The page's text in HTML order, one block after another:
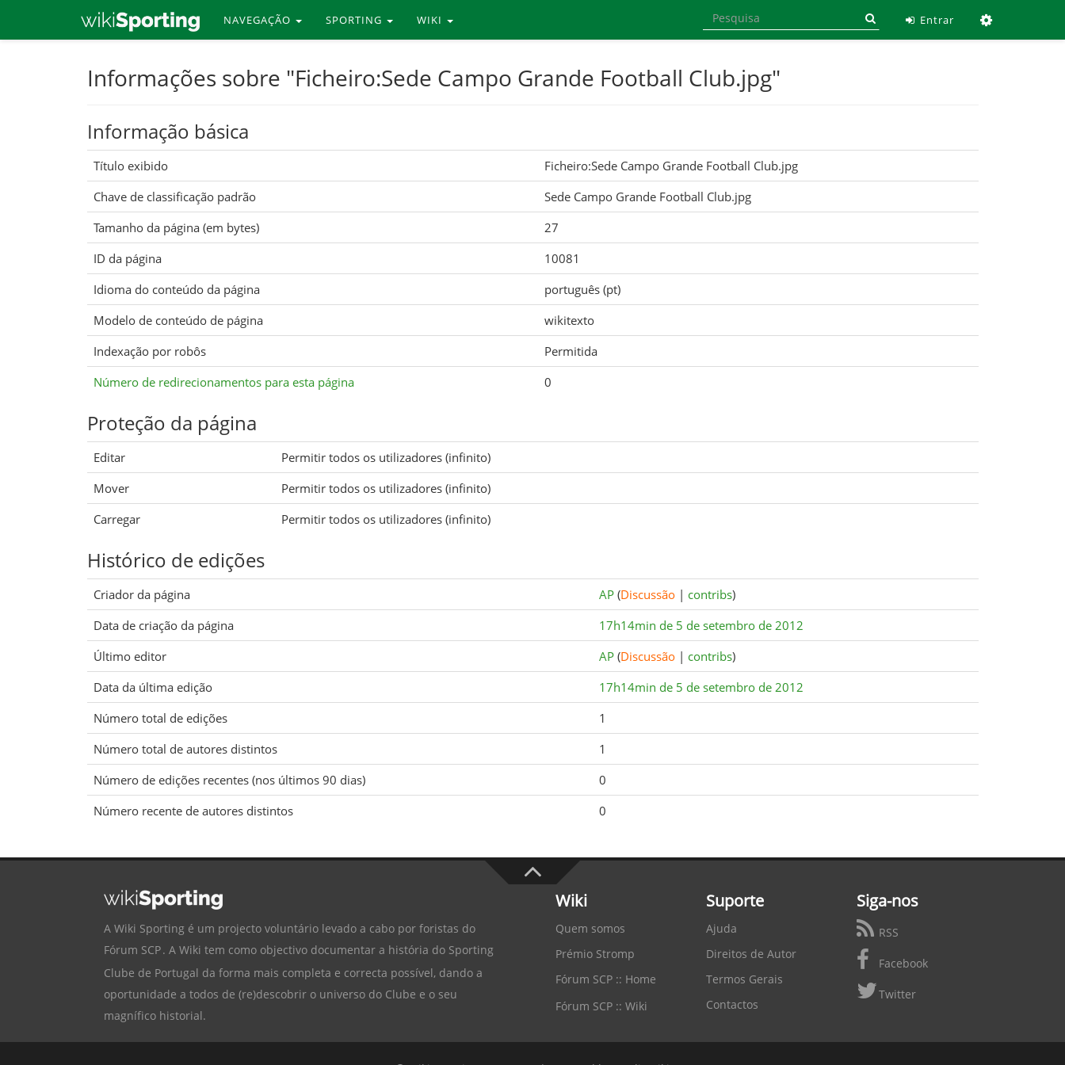
NAVEGAÇÃO SPORTING WIKI Entrar
Informações sobre "Ficheiro:Sede Campo Grande Football Club.jpg"
Informação básica
Título exibido
Ficheiro:Sede Campo Grande Football Club.jpg
Chave de classificação padrão
Sede Campo Grande Football Club.jpg
Tamanho da página (em bytes)
27
ID da página
10081
Idioma do conteúdo da página
português (pt)
Modelo de conteúdo de página
wikitexto
Indexação por robôs
Permitida
Número de redirecionamentos para esta página
0
Proteção da página
Editar
Permitir todos os utilizadores (infinito)
Mover
Permitir todos os utilizadores (infinito)
Carregar
Permitir todos os utilizadores (infinito)
Histórico de edições
Criador da página AP (Discussão| contribs)
Data de criação da página
17h14min de 5 de setembro de 2012
Último editor
AP (Discussão| contribs)
Data da última edição
17h14min de 5 de setembro de 2012
Número total de edições
1
Número total de autores distintos
1
Número de edições recentes (nos últimos 90 dias)
0
Número recente de autores distintos
0
A Wiki Sporting é um projecto voluntário levado a cabo por foristas do
Fórum SCP. A Wiki tem como objectivo documentar a história do Sporting
Clube de Portugal da forma mais completa e correcta possível, dando a
oportunidade a todos de (re)descobrir o universo do Clube e o seu
magnífico historial.
Wiki
Quem somos
Prémio Stromp
Fórum SCP :: Home
Fórum SCP :: Wiki
Suporte
Ajuda
Direitos de Autor
Termos Gerais
Contactos
Siga-nos
RSS
Facebook
Twitter